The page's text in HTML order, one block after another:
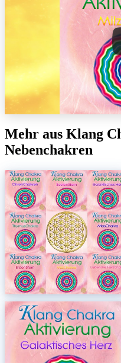
Mehr aus Klang
Nebenchakren